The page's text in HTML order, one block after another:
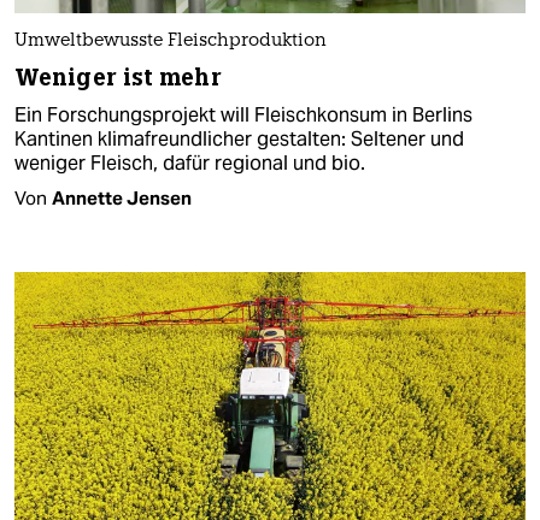
Umweltbewusste Fleischproduktion
Weniger ist mehr
Ein Forschungsprojekt will Fleischkonsum in Berlins
Kantinen klimafreundlicher gestalten: Seltener und
weniger Fleisch, dafür regional und bio.
Von Annette Jensen